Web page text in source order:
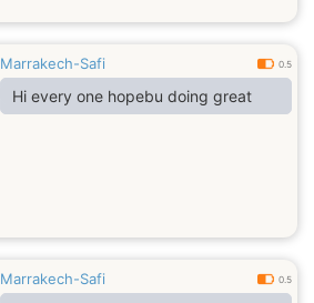
Marrakech-Safi 0.5
Hi every one hopebu doing great
Marrakech-Safi 0.5